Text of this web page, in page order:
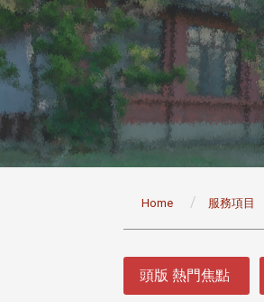
Home 服務項目
頭版 熱門焦點